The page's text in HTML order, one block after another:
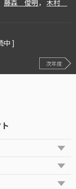
藤森 俊明， 木村
中 ]
次年度